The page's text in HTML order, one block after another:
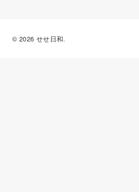
© 2026 せせ日和.